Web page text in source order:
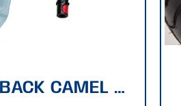
SPIDI HYDROBACK CAMEL BAG onesize